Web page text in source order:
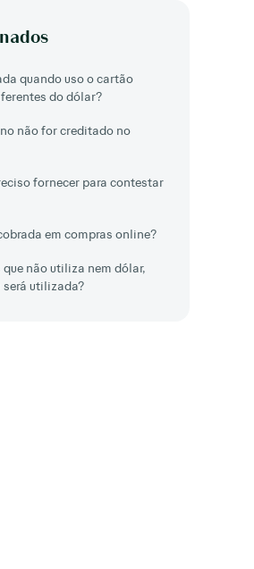
quando uso o cartão
do dólar?
não for creditado no
fornecer para contestar
em compras online?
não utiliza nem dólar,
será utilizada?